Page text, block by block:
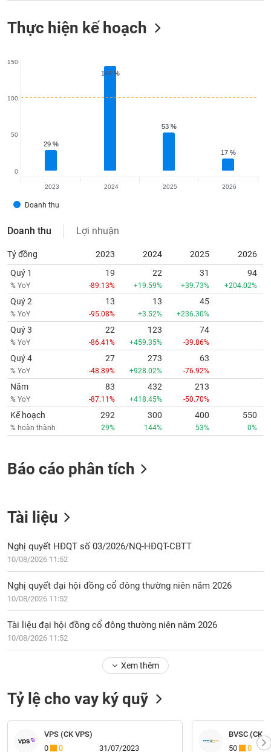
Thực hiện kế hoạch
29 %
29 %
144 %
144 %
53 %
53 %
17 %
17 %
Doanh thu
0
50
100
150
2023 2024 2025 2026
Doanh thu Lợi nhuận
Tỷ đồng 2023 2024 2025
2026
Quý 1
% YoY
19
-89.13%
22
+19.59%
31
+39.73%
94
+204.02%
Quý 2
% YoY
13
-95.08%
13
+3.52%
45
+236.30%
Quý 3
% YoY
22
-86.41%
123
+459.35%
74
-39.86%
Quý 4
% YoY
27
-48.89%
273
+928.02%
63
-76.92%
Năm
% YoY
83
-87.11%
432
+418.45%
213
-50.70%
Kế hoạch
% hoàn thành
292
29%
300
144%
400
53%
550
0%
Báo cáo phân tích
Tài liệu
Nghị quyết HĐQT số 03/2026/NQ-HĐQT-CBTT
10/08/2026 11:52
Nghị quyết đại hội đồng cổ đông thường niên năm 2026
10/08/2026 11:52
Tài liệu đại hội đồng cổ đông thường niên năm 2026
10/08/2026 11:52
Xem thêm
Tỷ lệ cho vay ký quỹ
VPS (CK VPS)
0
0 31/07/2023
BVSC (CK
50
0